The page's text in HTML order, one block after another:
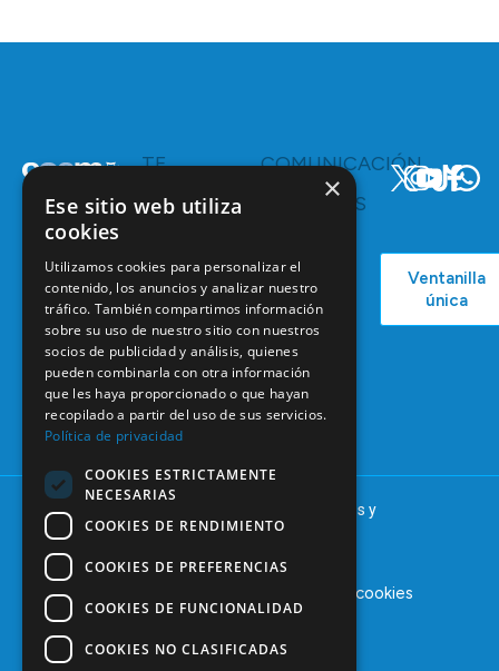
C/ Mauricio
Legendre,
28046
Madrid
91 561 29 05
informacion@coem.org.es
TE
Servicios y
Bolsa de
Empleo
Formación
Continuada
Tablón de
anuncios
COMUNICACIÓN
RECURSOS
Podcast
Actualidad
Ventanilla
única
© 2025 – COEM – Colegio Oficial de Odontólogos y
Estomatólogos de la I región
Aviso legal Política de cookies
×
Ese sitio web utiliza
cookies
Utilizamos cookies para personalizar el
contenido, los anuncios y analizar nuestro
tráfico. También compartimos información
sobre su uso de nuestro sitio con nuestros
socios de publicidad y análisis, quienes
pueden combinarla con otra información
que les haya proporcionado o que hayan
recopilado a partir del uso de sus servicios.
Política de privacidad
COOKIES ESTRICTAMENTE
NECESARIAS
COOKIES DE RENDIMIENTO
COOKIES DE PREFERENCIAS
COOKIES DE FUNCIONALIDAD
COOKIES NO CLASIFICADAS